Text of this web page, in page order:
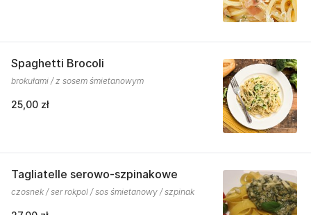
Spaghetti Brocoli
brokułami / z sosem śmietanowym
25,00 zł
Tagliatelle serowo-szpinakowe
czosnek / ser rokpol / sos śmietanowy / szpinak